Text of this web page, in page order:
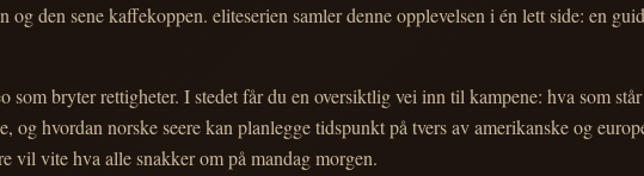
den sene kaffekoppen. eliteserien samler denne opplevelsen i én lett side: en
bryter rettigheter. I stedet får du en oversiktlig vei inn til kampene: hva som
og hvordan norske seere kan planlegge tidspunkt på tvers av amerikanske og
vil vite hva alle snakker om på mandag morgen.